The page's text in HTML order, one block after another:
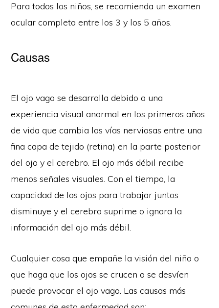
Para todos los niños, se recomienda un examen
ocular completo entre los 3 y los 5 años.
Causas
El ojo vago se desarrolla debido a una
experiencia visual anormal en los primeros años
de vida que cambia las vías nerviosas entre una
fina capa de tejido (retina) en la parte posterior
del ojo y el cerebro. El ojo más débil recibe
menos señales visuales. Con el tiempo, la
capacidad de los ojos para trabajar juntos
disminuye y el cerebro suprime o ignora la
información del ojo más débil.
Cualquier cosa que empañe la visión del niño o
que haga que los ojos se crucen o se desvíen
puede provocar el ojo vago. Las causas más